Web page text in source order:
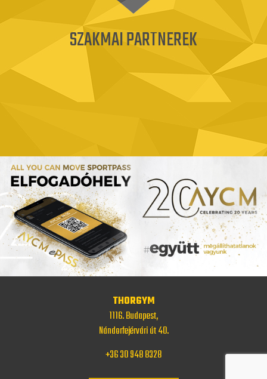
SZAKMAI PARTNEREK
THORGYM
1116. Budapest,
Nándorfejérvári út 40.
+36 30 948 8328